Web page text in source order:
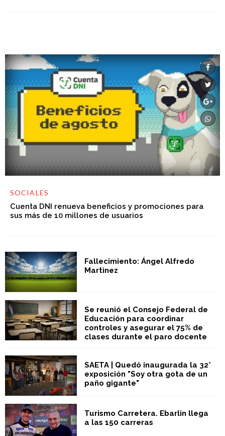
SOCIALES
Cuenta DNI renueva beneficios y promociones para
sus más de 10 millones de usuarios
Fallecimiento: Ángel Alfredo
Martìnez
Se reunió el Consejo Federal de
Educación para coordinar
controles y asegurar el 75% de
clases durante el paro docente
SAETA | Quedó inaugurada la 32°
exposición "Soy otra gota de un
paño gigante"
Turismo Carretera. Ebarlin llega
a las 150 carreras